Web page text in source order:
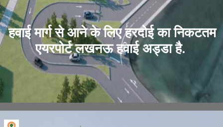
हवाई मार्ग से आने के लिए हरदोई का निकटतम
एयरपोर्ट लखनऊ हवाई अड्डा है.